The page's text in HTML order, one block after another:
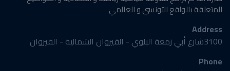
المتعلقة بالواقع التونسي و العالمي
Address
3100شارع أبي زمعة البلوي - القيروان الشمالية - القيروان
Phone